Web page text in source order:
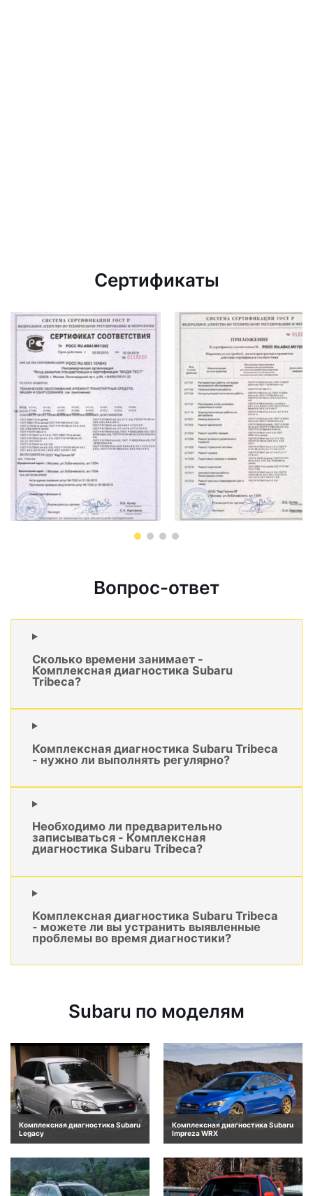
Сертификаты
Вопрос-ответ
Сколько времени занимает -
Комплексная диагностика Subaru
Tribeca?
Комплексная диагностика Subaru Tribeca
- нужно ли выполнять регулярно?
Необходимо ли предварительно
записываться - Комплексная
диагностика Subaru Tribeca?
Комплексная диагностика Subaru Tribeca
- можете ли вы устранить выявленные
проблемы во время диагностики?
Subaru по моделям
Комплексная диагностика Subaru
Legacy
Комплексная диагностика Subaru
Impreza WRX